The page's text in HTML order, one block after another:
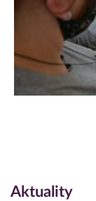
Aktuality